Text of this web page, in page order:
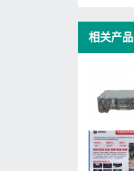
相关产品